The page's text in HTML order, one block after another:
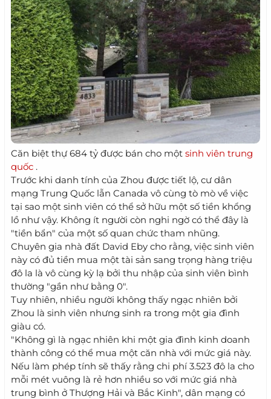
Căn biệt thự 684 tỷ được bán cho một sinh viên trung
quốc .
Trước khi danh tính của Zhou được tiết lộ, cư dân
mạng Trung Quốc lẫn Canada vô cùng tò mò về việc
tại sao một sinh viên có thể sở hữu một số tiền khổng
lồ như vậy. Không ít người còn nghi ngờ có thể đây là
"tiền bẩn" của một số quan chức tham nhũng.
Chuyên gia nhà đất David Eby cho rằng, việc sinh viên
này có đủ tiền mua một tài sản sang trọng hàng triệu
đô la là vô cùng kỳ lạ bởi thu nhập của sinh viên bình
thường "gần như bằng 0".
Tuy nhiên, nhiều người không thấy ngạc nhiên bởi
Zhou là sinh viên nhưng sinh ra trong một gia đình
giàu có.
"Không gì là ngạc nhiên khi một gia đình kinh doanh
thành công có thể mua một căn nhà với mức giá này.
Nếu làm phép tính sẽ thấy rằng chi phí 3.523 đô la cho
mỗi mét vuông là rẻ hơn nhiều so với mức giá nhà
trung bình ở Thượng Hải và Bắc Kinh", dân mạng có